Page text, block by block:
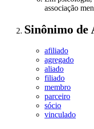
associação
Sinônimo de
afiliado
agregado
aliado
filiado
membro
parceiro
sócio
vinculado